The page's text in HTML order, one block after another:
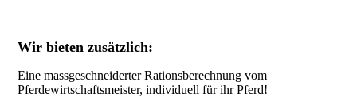
Wir bieten zusätzlich:
Eine massgeschneiderter Rationsberechnung vom
Pferdewirtschaftsmeister, individuell für ihr Pferd!